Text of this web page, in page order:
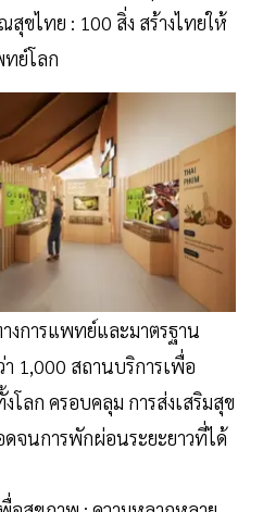
ขไทย : 100 สิ่ง สร้างไทยให้
ย์โลก
งการแพทย์และมาตรฐาน
1,000 สถานบริการเพื่อ
ลก ครอบคลุม การส่งเสริมสุข
จนการพักผ่อนระยะยาวที่ได้